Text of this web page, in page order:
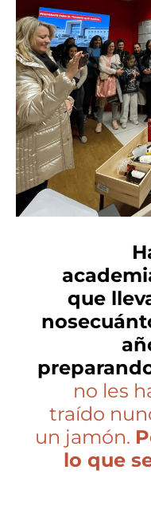
que
no les
traído
un jamón.
lo que